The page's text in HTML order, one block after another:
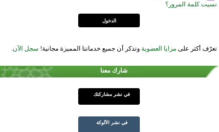
نسيت كلمة المرور؟
تعرّف أكثر على مزايا العضوية وتذكر أن جميع خدماتنا المميزة مجانية! سجل الآن.
شارك معنا
في نشر مشاركتك
في نشر الألوكة